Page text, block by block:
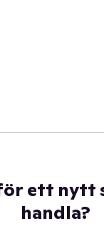
ett nytt
handla?